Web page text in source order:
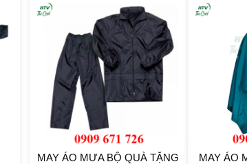
MAY ÁO MƯA BỘ QUÀ TẶNG MAY ÁO